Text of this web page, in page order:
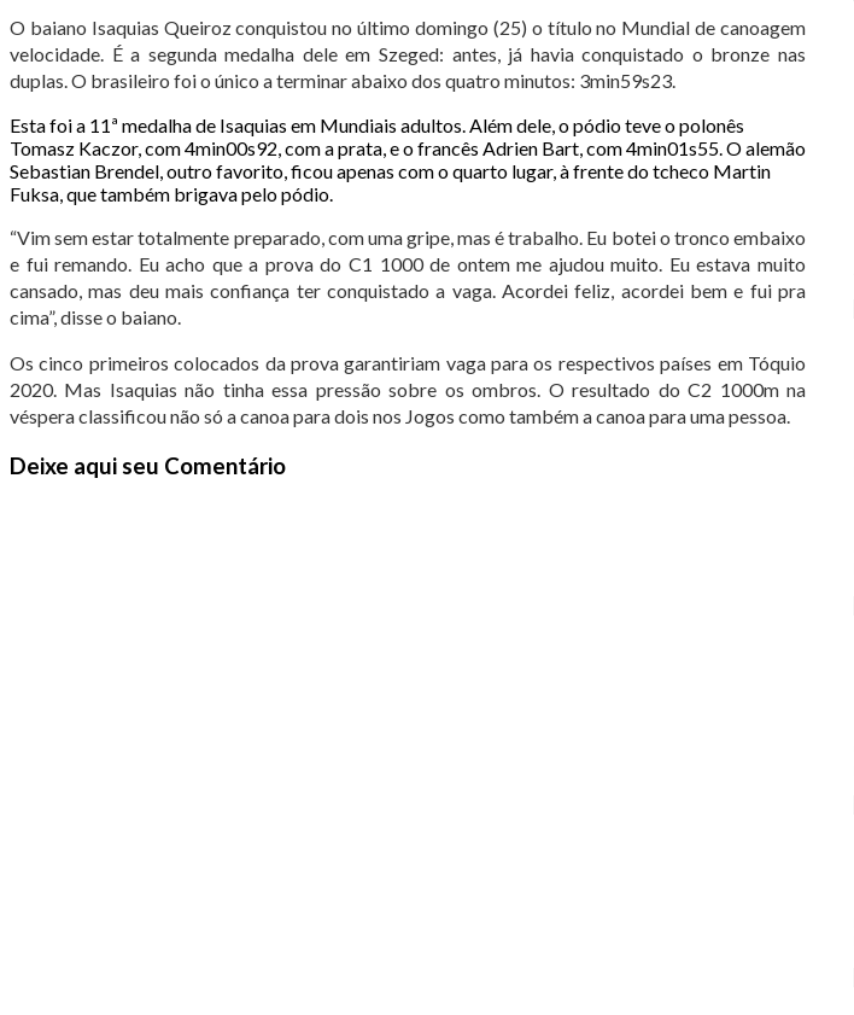
O baiano Isaquias Queiroz conquistou no último domingo (25) o título no Mundial de canoagem
velocidade. É a segunda medalha dele em Szeged: antes, já havia conquistado o bronze nas
duplas. O brasileiro foi o único a terminar abaixo dos quatro minutos: 3min59s23.
Esta foi a 11ª medalha de Isaquias em Mundiais adultos. Além dele, o pódio teve o polonês
Tomasz Kaczor, com 4min00s92, com a prata, e o francês Adrien Bart, com 4min01s55. O alemão
Sebastian Brendel, outro favorito, ficou apenas com o quarto lugar, à frente do tcheco Martin
Fuksa, que também brigava pelo pódio.
“Vim sem estar totalmente preparado, com uma gripe, mas é trabalho. Eu botei o tronco embaixo
e fui remando. Eu acho que a prova do C1 1000 de ontem me ajudou muito. Eu estava muito
cansado, mas deu mais confiança ter conquistado a vaga. Acordei feliz, acordei bem e fui pra
cima”, disse o baiano.
Os cinco primeiros colocados da prova garantiriam vaga para os respectivos países em Tóquio
2020. Mas Isaquias não tinha essa pressão sobre os ombros. O resultado do C2 1000m na
véspera classificou não só a canoa para dois nos Jogos como também a canoa para uma pessoa.
Deixe aqui seu Comentário